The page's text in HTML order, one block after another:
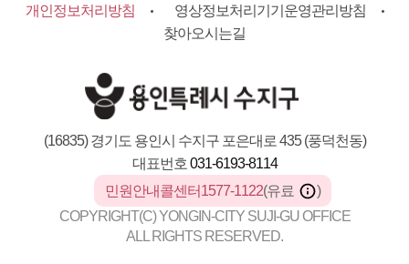
개인정보처리방침
영상정보처리기기운영관리방침
찾아오시는길
(16835) 경기도 용인시 수지구 포은대로 435 (풍덕천동)
대표번호 031-6193-8114
민원안내콜센터1577-1122(유료
)
COPYRIGHT(C) YONGIN-CITY SUJI-GU OFFICE
ALL RIGHTS RESERVED.